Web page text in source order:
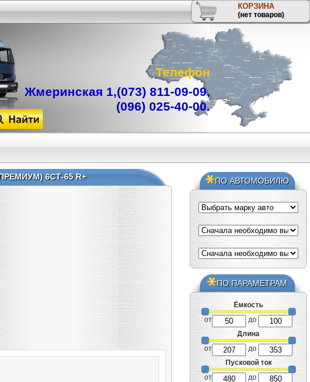
КОРЗИНА
(нет товаров)
Телефон
Жмеринская 1,(073) 811-09-09,
(096) 025-40-00.
ПО АВТОМОБИЛЮ
ПО ПАРАМЕТРАМ
Ёмкость
от
до
Длина
от
до
Пусковой ток
от
до
6СТ-65 R+